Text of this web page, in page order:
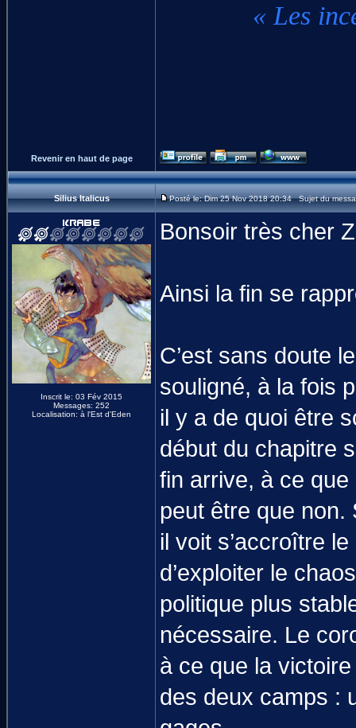
« Les
Revenir en haut de page
Silius Italicus Posté le: Dim 25 Nov 2018 20:34 Sujet du
Inscrit le: 03 Fév 2015
Messages: 252
Localisation: à l'Est d'Eden
Bonsoir très cher
Ainsi la fin se
C’est sans doute
souligné, à la fois
il y a de quoi être
début du chapitre
fin arrive, à ce que
peut être que non.
il voit s’accroître
d’exploiter le
politique plus
nécessaire. Le
à ce que la
des deux camps :